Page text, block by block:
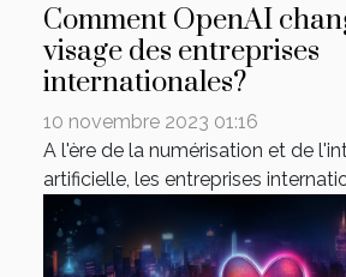
Comment OpenAI
visage des entreprises
internationales?
10 novembre 2023 01:16
A l'ère de la numérisation et de
artificielle, les entreprises